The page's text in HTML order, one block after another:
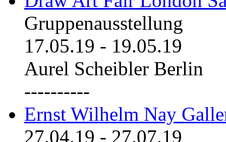
Gruppenausstellung
17.05.19 - 19.05.19
Aurel Scheibler Berlin
----------
Ernst Wilhelm Nay
27.04.19 - 27.07.19